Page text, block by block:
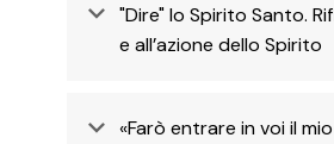
"Dire" lo Spirito Santo.
e all’azione dello Spirito
«Farò entrare in voi il